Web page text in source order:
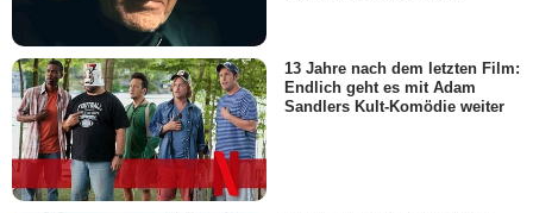
13 Jahre nach dem letzten Film:
Endlich geht es mit Adam
Sandlers Kult-Komödie weiter